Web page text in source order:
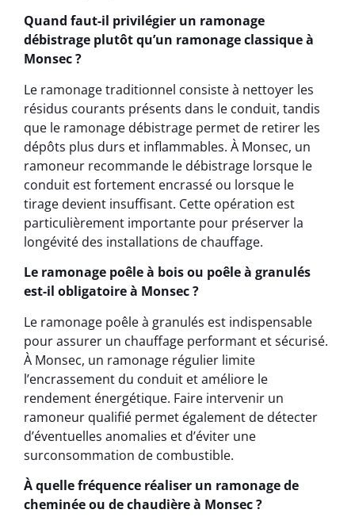
Quand faut-il privilégier un ramonage
débistrage plutôt qu’un ramonage classique à
Monsec ?
Le ramonage traditionnel consiste à nettoyer les
résidus courants présents dans le conduit, tandis
que le ramonage débistrage permet de retirer les
dépôts plus durs et inflammables. À Monsec, un
ramoneur recommande le débistrage lorsque le
conduit est fortement encrassé ou lorsque le
tirage devient insuffisant. Cette opération est
particulièrement importante pour préserver la
longévité des installations de chauffage.
Le ramonage poêle à bois ou poêle à granulés
est-il obligatoire à Monsec ?
Le ramonage poêle à granulés est indispensable
pour assurer un chauffage performant et sécurisé.
À Monsec, un ramonage régulier limite
l’encrassement du conduit et améliore le
rendement énergétique. Faire intervenir un
ramoneur qualifié permet également de détecter
d’éventuelles anomalies et d’éviter une
surconsommation de combustible.
À quelle fréquence réaliser un ramonage de
cheminée ou de chaudière à Monsec ?